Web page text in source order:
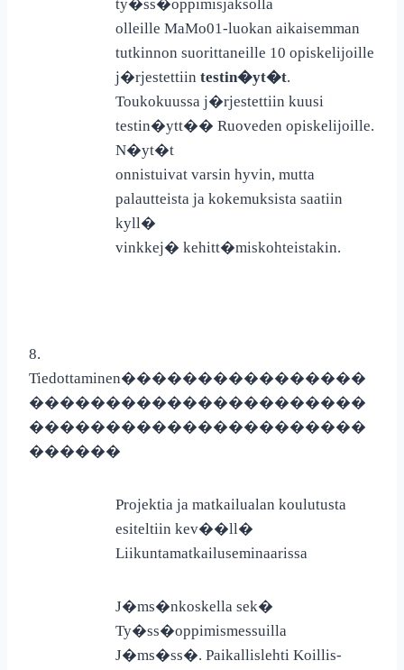
ty�ss�oppimisjaksolla
olleille MaMo01-luokan aikaisemman
tutkinnon suorittaneille 10 opiskelijoille
j�rjestettiin testin�yt�t.
Toukokuussa j�rjestettiin kuusi
testin�ytt�� Ruoveden opiskelijoille.
N�yt�t
onnistuivat varsin hyvin, mutta
palautteista ja kokemuksista saatiin
kyll�
vinkkej� kehitt�miskohteistakin.
8.
Tiedottaminen����������������
����������������������
����������������������
������
Projektia ja matkailualan koulutusta
esiteltiin kev��ll�
Liikuntamatkailuseminaarissa
J�ms�nkoskella sek�
Ty�ss�oppimismessuilla
J�ms�ss�. Paikallislehti Koillis-